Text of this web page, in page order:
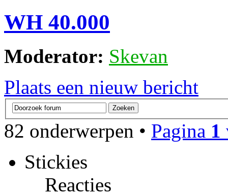
WH 40.000
Moderator: Skevan
Plaats een nieuw bericht
82 onderwerpen • Pagina 1
Stickies
Reacties